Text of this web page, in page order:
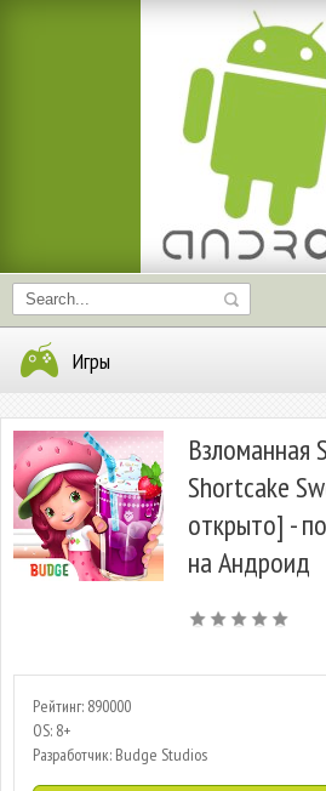
Игры
Взломанная
Shortcake
открыто] -
на Андроид
Рейтинг: 890000
OS: 8+
Разработчик: Budge Studios